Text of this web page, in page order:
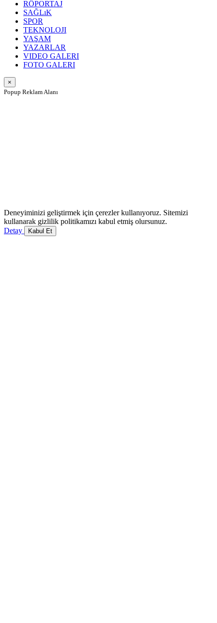
RÖPORTAJ
SAĞLıK
SPOR
TEKNOLOJI
YAŞAM
YAZARLAR
VIDEO GALERI
FOTO GALERI
×
Popup Reklam Alanı
Deneyiminizi geliştirmek için çerezler kullanıyoruz. Sitemizi
kullanarak gizlilik politikamızı kabul etmiş olursunuz.
Detay
Kabul Et